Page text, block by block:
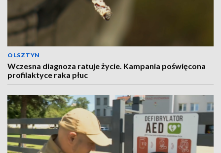
OLSZTYN
Wczesna diagnoza ratuje życie. Kampania poświęcona
profilaktyce raka płuc